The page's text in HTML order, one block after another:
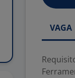
VAGA